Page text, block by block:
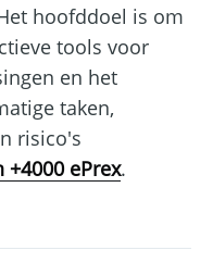
hoofddoel is om
tools voor
en het
taken,
risico's
+4000 ePrex.